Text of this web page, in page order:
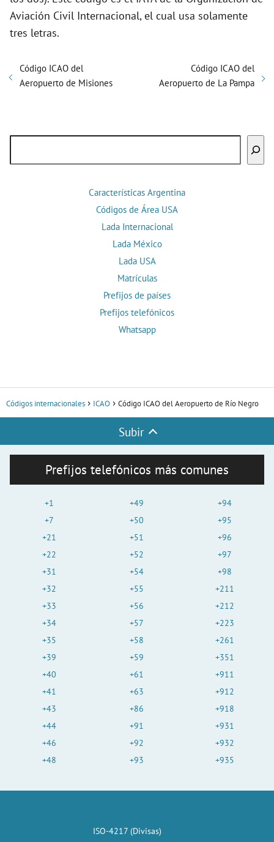
Aviación Civil Internacional, el cual usa solamente
tres letras.
Código ICAO del
Aeropuerto de Misiones
Código ICAO del
Aeropuerto de La Pampa
Características Argentina
Códigos de Área USA
Lada Internacional
Lada México
Lada USA
Matrículas
Prefijos de países
Prefijos telefónicos
Whatsapp
Códigos internacionales ICAO Código ICAO del Aeropuerto de Río Negro
Subir
Prefijos telefónicos más comunes
+1
+7
+21
+22
+31
+32
+33
+34
+35
+39
+40
+41
+43
+44
+46
+48
+49
+50
+51
+52
+54
+55
+56
+57
+58
+59
+61
+63
+86
+91
+92
+93
+94
+95
+96
+97
+98
+211
+212
+223
+261
+351
+911
+912
+918
+931
+932
+935
ISO-4217 (Divisas)